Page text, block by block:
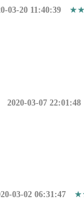
03-20 11:40:39
2020-03-07 22:01:48
03-02 06:31:47